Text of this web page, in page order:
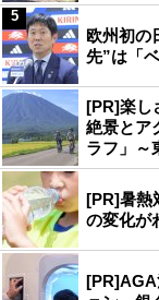
欧州初の
先”は「
5
[PR]楽し
絶景とア
ラフ」～
[PR]暑熱
の変化が
[PR]AGA